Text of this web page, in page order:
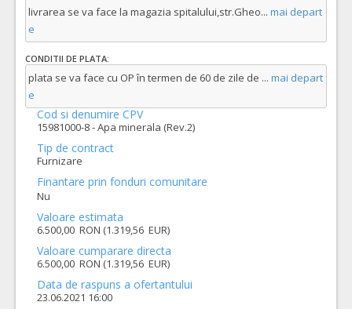
livrarea se va face la magazia spitalului,str.Gheo... mai depart
e
CONDITII DE PLATA:
plata se va face cu OP în termen de 60 de zile de ... mai depart
e
Cod si denumire CPV
15981000-8 - Apa minerala (Rev.2)
Tip de contract
Furnizare
Finantare prin fonduri comunitare
Nu
Valoare estimata
6.500,00 RON (1.319,56 EUR)
Valoare cumparare directa
6.500,00 RON (1.319,56 EUR)
Data de raspuns a ofertantului
23.06.2021 16:00